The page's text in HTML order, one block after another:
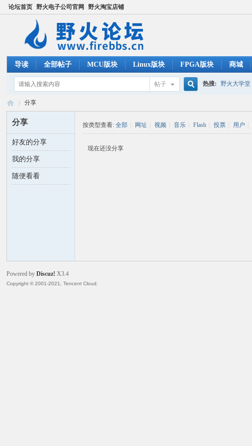
论坛首页 野火电子公司官网 野火淘宝店铺
导读 全部帖子 MCU版块 Linux版块 FPGA版块 商城
帖子 热搜: 野火大学堂
野 ›
分享
分享
好友的分享
我的分享
随便看看
按类型查看:全部 网址 视频 音乐 Flash 投票 用户
现在还没分享
Powered byDiscuz! X3.4
Copyright © 2001-2021, Tencent Cloud.